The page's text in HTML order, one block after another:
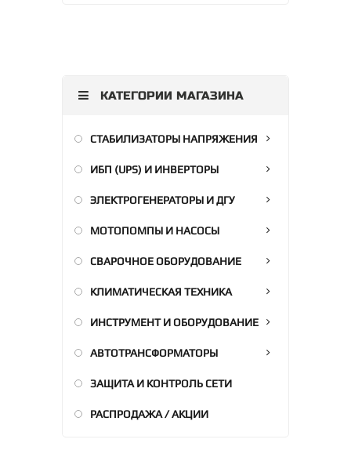
КАТЕГОРИИ МАГАЗИНА
СТАБИЛИЗАТОРЫ НАПРЯЖЕНИЯ
ИБП (UPS) И ИНВЕРТОРЫ
ЭЛЕКТРОГЕНЕРАТОРЫ И ДГУ
МОТОПОМПЫ И НАСОСЫ
СВАРОЧНОЕ ОБОРУДОВАНИЕ
КЛИМАТИЧЕСКАЯ ТЕХНИКА
ИНСТРУМЕНТ И ОБОРУДОВАНИЕ
АВТОТРАНСФОРМАТОРЫ
ЗАЩИТА И КОНТРОЛЬ СЕТИ
РАСПРОДАЖА / АКЦИИ